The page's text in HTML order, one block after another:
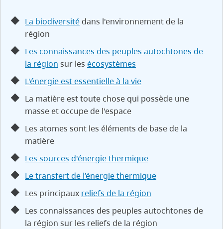
La biodiversité dans l'environnement de la
région
Les connaissances des peuples autochtones de
la région sur les écosystèmes
L'énergie est essentielle à la vie
La matière est toute chose qui possède une
masse et occupe de l'espace
Les atomes sont les éléments de base de la
matière
Les sources d'énergie thermique
Le transfert de l’énergie thermique
Les principaux reliefs de la région
Les connaissances des peuples autochtones de
la région sur les reliefs de la région